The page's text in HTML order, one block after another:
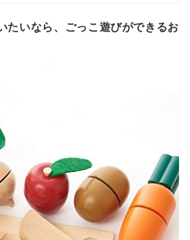
たいなら、ごっこ遊びができるお